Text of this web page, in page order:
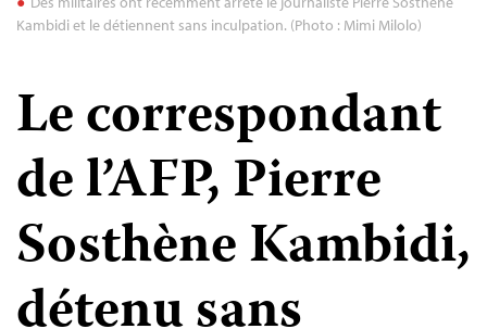
Kambidi et le détiennent sans inculpation. (Photo : Mimi Milolo)
Le correspondant
de l’AFP, Pierre
Sosthène Kambidi,